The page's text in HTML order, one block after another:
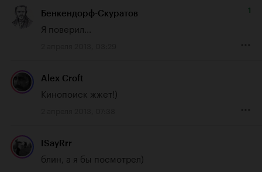
Бенкендорф-Скуратов 1
Я поверил...
Alex Croft
Кинопоиск жжет!)
ISayRrr
блин, а я бы посмотрел)